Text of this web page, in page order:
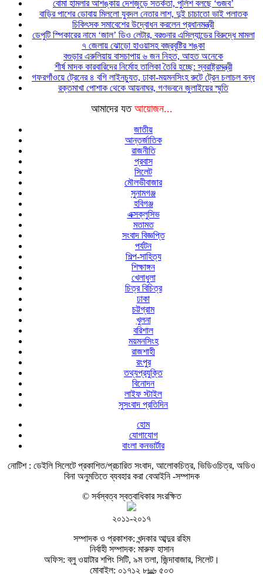
বোমা হামলার আশঙ্কায় দেশজুড়ে সতর্কতা, পুলিশ বলছে ‘গুজব’
বাড়ির পাশের ডোবায় মিললো যুবদল নেতার লাশ, দুই চাচাতো ভাই পলাতক
চিকিৎসক সমাবেশের উদ্বোধন করলেন প্রধানমন্ত্রী
ডেপুটি স্পিকারের নামে ‘জাল’ ডিও লেটার, বরগুনার এসিল্যান্ডের বিরুদ্ধে মামলা
৭ জেলায় ঝোড়ো হাওয়াসহ বজ্রবৃষ্টির শঙ্কা
বগুড়ার এরুলিয়ায় বাসচাপায় ৬ জন নিহত, আহত অনেকে
শীর্ষ মাদক কারবারিদের নির্মোহ তালিকা তৈরি হচ্ছে: স্বরাষ্ট্রমন্ত্রী
গফরগাঁওয়ে ট্রেনের ৪ বগি লাইনচ্যুত, ঢাকা-ময়মনসিংহ রুটে ট্রেন চলাচল বন্ধ
রক্তমাখা পোশাক থেকে আয়নাঘর, গণভবনে জুলাইয়ের স্মৃতি
আমাদের যত আয়োজন...
জাতীয়
আন্তর্জাতিক
রাজনীতি
প্রবাস
সিলেট
মৌলভীবাজার
সুনামগঞ্জ
হবিগঞ্জ
এক্সক্লুসিভ
মতামত
সংবাদ বিজ্ঞপ্তি
পর্যটন
শিল্প-সাহিত্য
শিক্ষাঙ্গন
খেলাধুলা
চিত্র বিচিত্র
ঢাকা
চট্টগ্রাম
খুলনা
বরিশাল
ময়মনসিংহ
রাজশাহী
রংপুর
তথ্যপ্রযুক্তি
বিনোদন
লাইফ স্টাইল
সুসংবাদ প্রতিদিন
হোম
যোগাযোগ
বাংলা কনভার্টার
নোটিশ : ডেইলি সিলেটে প্রকাশিত/প্রচারিত সংবাদ, আলোকচিত্র, ভিডিওচিত্র, অডিও
বিনা অনুমতিতে ব্যবহার করা বেআইনি -সম্পাদক
© সর্বস্বত্ব স্বত্বাধিকার সংরক্ষিত
২০১১-২০১৭
সম্পাদক ও প্রকাশক: খন্দকার আব্দুর রহিম
নির্বাহী সম্পাদক: মারুফ হাসান
অফিস: ব্লু ওয়াটার শপিং সিটি, ৯ম তলা, জিন্দাবাজার, সিলেট।
মোবাইল: ০১৭১২ ৮৮৬ ৫০৩